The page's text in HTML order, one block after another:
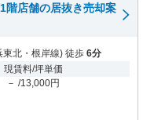
階店舗の居抜き売却案
東北・根岸線) 徒歩 6分
現賃料/坪単価
－ /13,000円